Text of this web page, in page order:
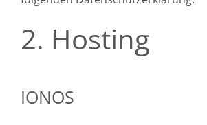
2. Hosting
IONOS